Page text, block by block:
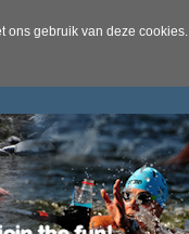
ons gebruik van deze cookies.